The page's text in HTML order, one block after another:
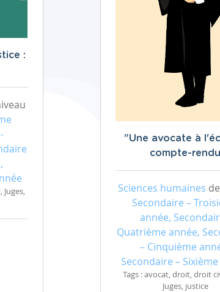
:
"Une avocate à
compte-rendu
Sciences humaines
Secondaire –
année,
Quatrième année,
– Cinquième
Secondaire –
Tags : avocat, droit, droit
Juges, justice